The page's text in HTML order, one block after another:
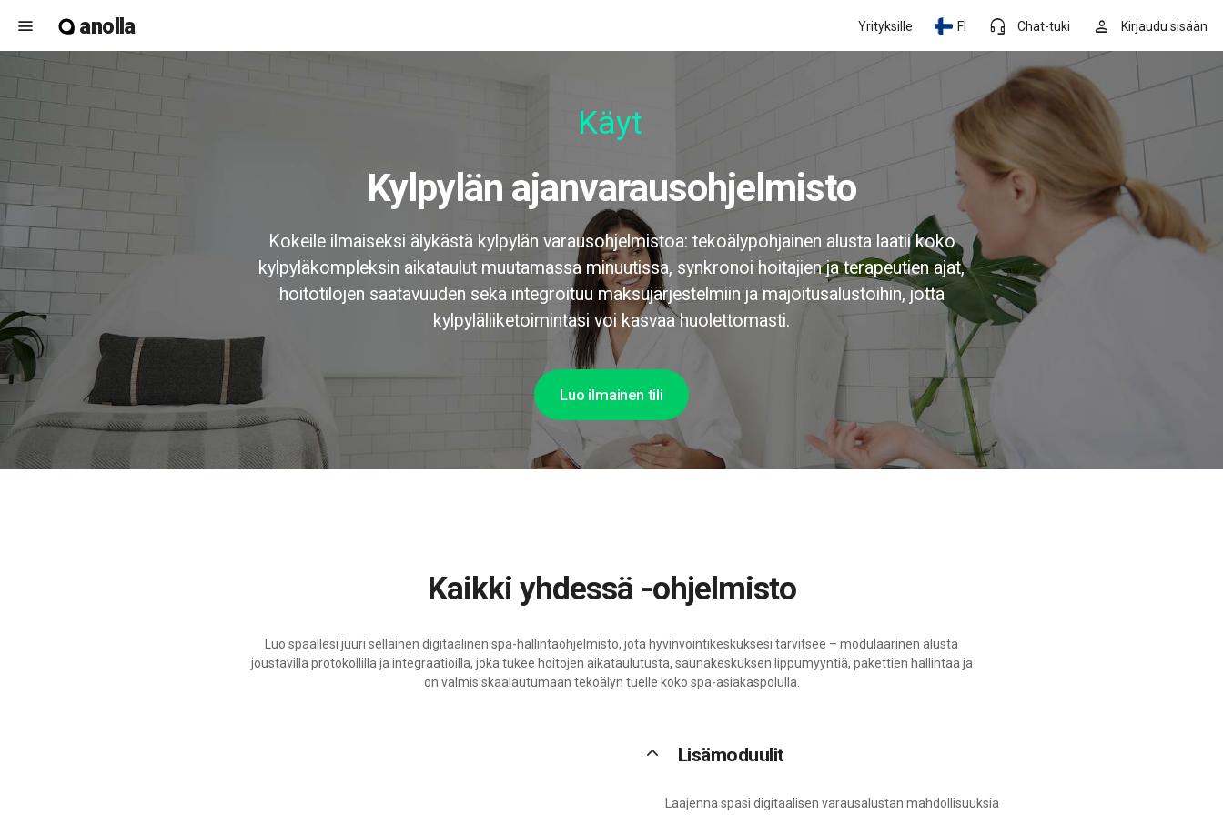
menu anolla person Kirjaudu sisään
headset_mic Chat-tuki
FI
Yrityksille
Käyttäj
Kylpylän ajanvarausohjelmisto
Kokeile ilmaiseksi älykästä kylpylän varausohjelmistoa: tekoälypohjainen alusta laatii koko
kylpyläkompleksin aikataulut muutamassa minuutissa, synkronoi hoitajien ja terapeutien ajat,
hoitotilojen saatavuuden sekä integroituu maksujärjestelmiin ja majoitusalustoihin, jotta
kylpyläliiketoimintasi voi kasvaa huolettomasti.
Luo ilmainen tili
Kaikki yhdessä -ohjelmisto
Luo spaallesi juuri sellainen digitaalinen spa-hallintaohjelmisto, jota hyvinvointikeskuksesi tarvitsee – modulaarinen alusta
joustavilla protokollilla ja integraatioilla, joka tukee hoitojen aikataulutusta, saunakeskuksen lippumyyntiä, pakettien hallintaa ja
on valmis skaalautumaan tekoälyn tuelle koko spa-asiakaspolulla.
keyboard_arrow_up Lisämoduulit
Laajenna spasi digitaalisen varausalustan mahdollisuuksia